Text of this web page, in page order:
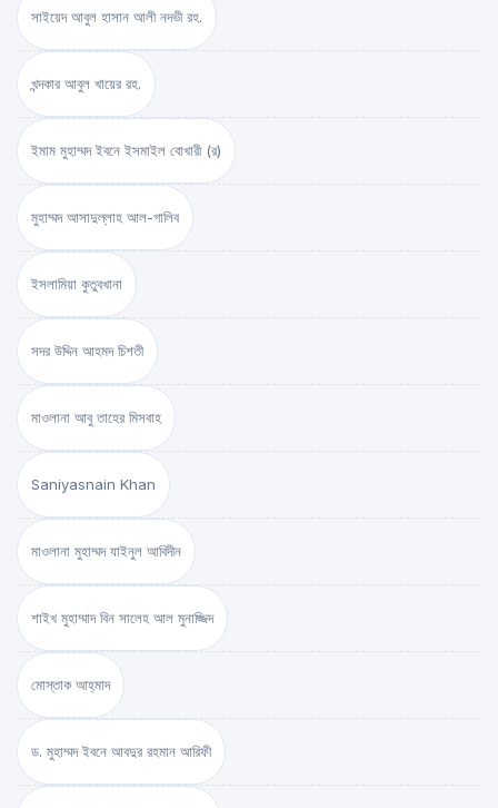
সাইয়েদ আবুল হাসান আলী নদভী রহ.
খন্দকার আবুল খায়ের রহ.
ইমাম মুহাম্মদ ইবনে ইসমাইল বোখারী (র)
মুহাম্মদ আসাদুল্লাহ আল-গালিব
ইসলামিয়া কুতুবখানা
সদর উদ্দিন আহমদ চিশতী
মাওলানা আবু তাহের মিসবাহ
Saniyasnain Khan
মাওলানা মুহাম্মদ যাইনুল আবিদীন
শাইখ মুহাম্মাদ বিন সালেহ আল মুনাজ্জিদ
মোস্তাক আহ্‌মাদ
ড. মুহাম্মদ ইবনে আবদুর রহমান আরিফী